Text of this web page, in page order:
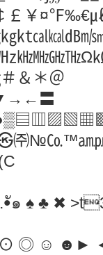
￥¤℉‰€㎕
㏏㎈㎉㏈
㎑㎒㎓㎔Ω
＆＊＠
〓
№㏇™㏂
.•ั๑ ♠ ♣ ✖
◎ ☺ ☻► ◄